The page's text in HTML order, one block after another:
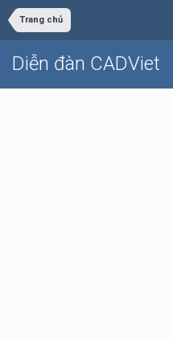
Trang chủ
Diễn đàn CADViet